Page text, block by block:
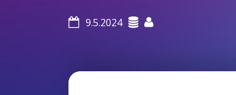
 9.5.2024  